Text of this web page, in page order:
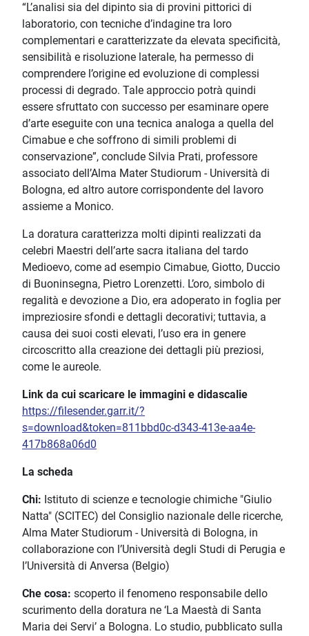
“L’analisi sia del dipinto sia di provini pittorici di
laboratorio, con tecniche d’indagine tra loro
complementari e caratterizzate da elevata specificità,
sensibilità e risoluzione laterale, ha permesso di
comprendere l’origine ed evoluzione di complessi
processi di degrado. Tale approccio potrà quindi
essere sfruttato con successo per esaminare opere
d’arte eseguite con una tecnica analoga a quella del
Cimabue e che soffrono di simili problemi di
conservazione”, conclude Silvia Prati, professore
associato dell’Alma Mater Studiorum - Università di
Bologna, ed altro autore corrispondente del lavoro
assieme a Monico.
La doratura caratterizza molti dipinti realizzati da
celebri Maestri dell’arte sacra italiana del tardo
Medioevo, come ad esempio Cimabue, Giotto, Duccio
di Buoninsegna, Pietro Lorenzetti. L’oro, simbolo di
regalità e devozione a Dio, era adoperato in foglia per
impreziosire sfondi e dettagli decorativi; tuttavia, a
causa dei suoi costi elevati, l’uso era in genere
circoscritto alla creazione dei dettagli più preziosi,
come le aureole.
Link da cui scaricare le immagini e didascalie
https://filesender.garr.it/?
s=download&token=811bbd0c-d343-413e-aa4e-
417b868a06d0
La scheda
Chi: Istituto di scienze e tecnologie chimiche "Giulio
Natta" (SCITEC) del Consiglio nazionale delle ricerche,
Alma Mater Studiorum - Università di Bologna, in
collaborazione con l’Università degli Studi di Perugia e
l’Università di Anversa (Belgio)
Che cosa: scoperto il fenomeno responsabile dello
scurimento della doratura ne ‘La Maestà di Santa
Maria dei Servi’ a Bologna. Lo studio, pubblicato sulla